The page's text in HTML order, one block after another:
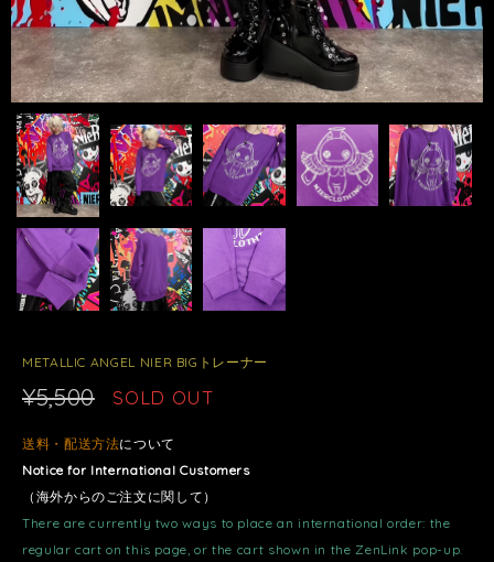
METALLIC ANGEL NIER BIGトレーナー
¥5,500 SOLD OUT
送料・配送方法について
Notice for International Customers
（海外からのご注文に関して）
There are currently two ways to place an international order: the
regular cart on this page, or the cart shown in the ZenLink pop-up.